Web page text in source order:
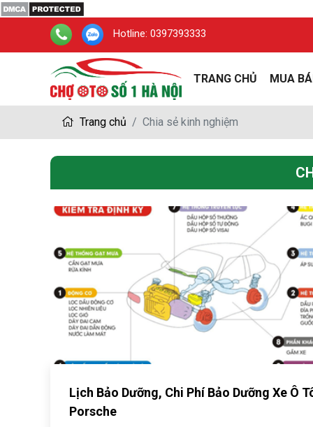
Hotline: 0397393333
TRANG CHỦ MUA
Trang chủ Chia sẻ kinh nghiệm
Lịch Bảo Dưỡng, Chi Phí Bảo Dưỡng Xe Ô
Porsche